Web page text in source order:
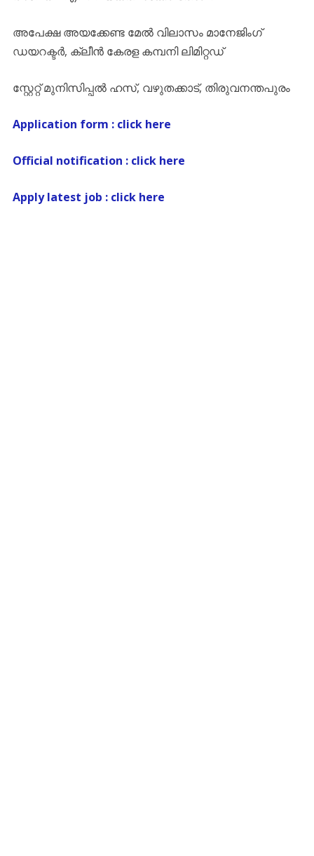
അപേക്ഷ അയക്കേണ്ട മേല്‍ വിലാസം മാനേജിംഗ്‌
ഡയറക്ടര്‍, ക്ലീന്‍ കേരള കമ്പനി ലിമിറ്റഡ്‌
സ്റ്റേറ്റ്‌ മുനിസിപ്പല്‍ ഹസ്‌, വഴുതക്കാട്‌, തിരുവനന്തപുരം
Application form : click here
Official notification : click here
Apply latest job : click here